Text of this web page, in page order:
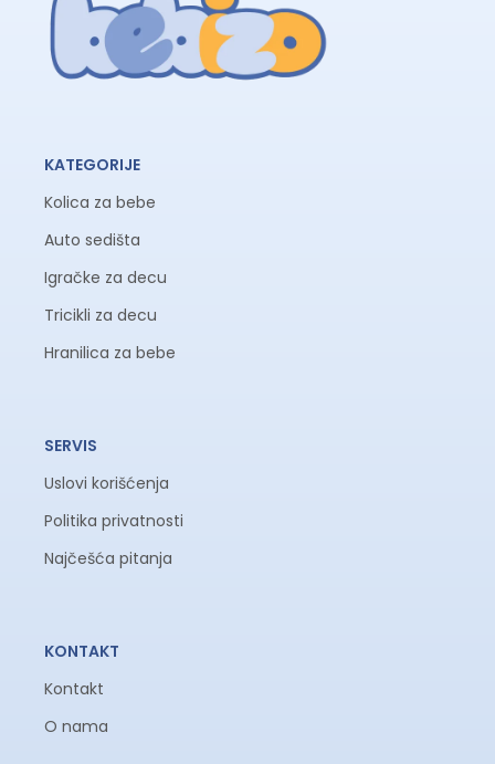
KATEGORIJE
Kolica za bebe
Auto sedišta
Igračke za decu
Tricikli za decu
Hranilica za bebe
SERVIS
Uslovi korišćenja
Politika privatnosti
Najčešća pitanja
KONTAKT
Kontakt
O nama